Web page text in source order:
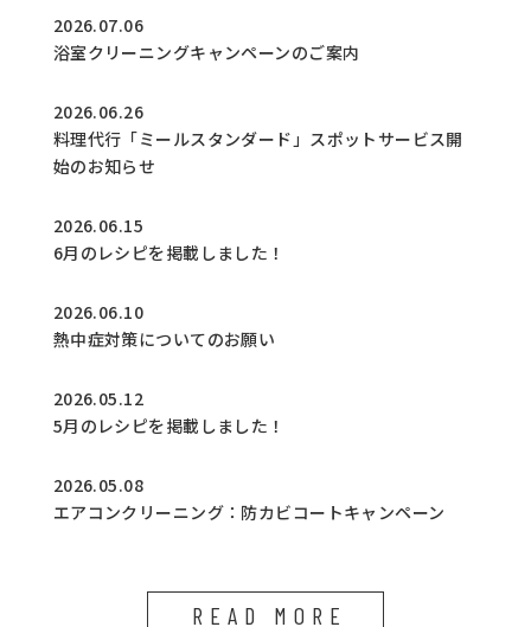
2026.07.06
浴室クリーニングキャンペーンのご案内
2026.06.26
料理代行「ミールスタンダード」スポットサービス開
始のお知らせ
2026.06.15
6月のレシピを掲載しました！
2026.06.10
熱中症対策についてのお願い
2026.05.12
5月のレシピを掲載しました！
2026.05.08
エアコンクリーニング：防カビコートキャンペーン
READ MORE